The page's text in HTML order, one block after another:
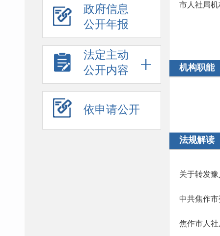
政府信息
公开年报
法定主动
公开内容
依申请公开
市人社局
机构职能
法规解读
关于转发
中共焦作
焦作市人